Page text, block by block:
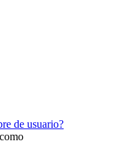
de usuario?